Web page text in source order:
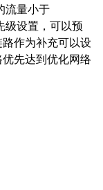
流量小于
级设置，可以预
作为补充可以设
先达到优化网络